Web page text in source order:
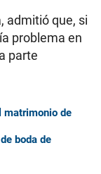
admitió que, si
problema en
parte
matrimonio de
boda de